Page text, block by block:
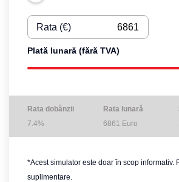
Rata (€)
Plată lunară (fără TVA)
Rata dobânzii
7.4%
Rata lunară
6861 Euro
*Acest simulator este doar în scop informativ.
suplimentare.